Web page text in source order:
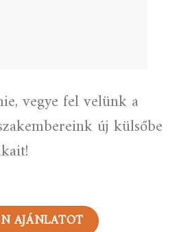
vegye fel velünk a
új külsőbe
AJÁNLATOT